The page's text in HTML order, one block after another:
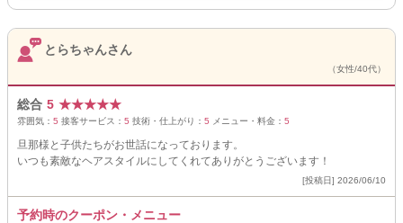
とらちゃんさん
（女性/40代）
総合 5 ★★★★★
雰囲気： 5 接客サービス： 5 技術・仕上がり： 5 メニュー・料金： 5
旦那様と子供たちがお世話になっております。
いつも素敵なヘアスタイルにしてくれてありがとうございます！
[投稿日] 2026/06/10
予約時のクーポン・メニュー